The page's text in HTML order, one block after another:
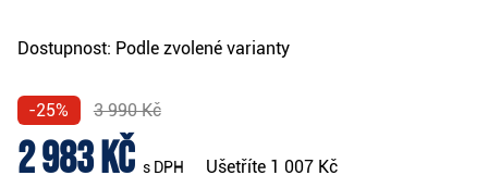
Dostupnost: Podle zvolené varianty
-25% 3 990 Kč
2 983 Kč s DPH Ušetříte 1 007 Kč